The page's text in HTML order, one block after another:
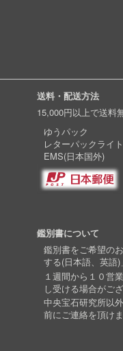
送料・配送方法
15,000円以上で送料
ゆうパック
レターパックライ
EMS(日本国外)
鑑別書について
鑑別書をご希望の
する(日本語、英語)
１週間から１０営
し受ける場合がござ
中央宝石研究所以
前にご連絡を頂け